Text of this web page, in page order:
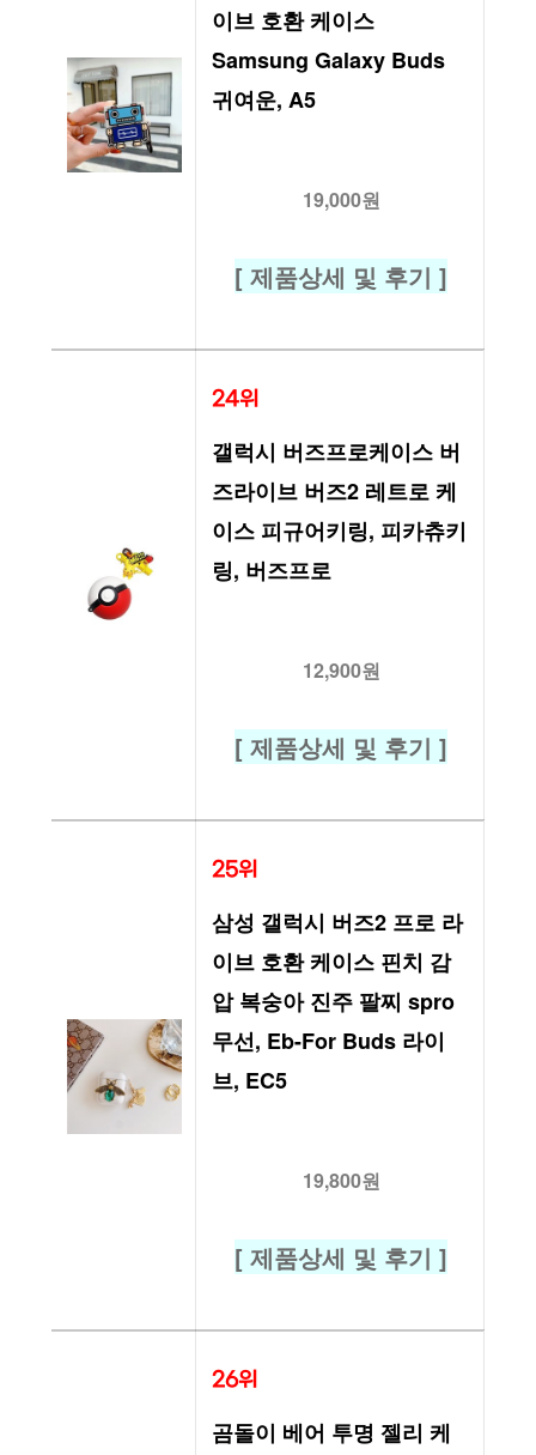
이브 호환 케이스
Samsung Galaxy Buds
귀여운, A5
19,000원
[ 제품상세 및 후기 ]
24위
갤럭시 버즈프로케이스 버
즈라이브 버즈2 레트로 케
이스 피규어키링, 피카츄키
링, 버즈프로
12,900원
[ 제품상세 및 후기 ]
25위
삼성 갤럭시 버즈2 프로 라
이브 호환 케이스 핀치 감
압 복숭아 진주 팔찌 spro
무선, Eb-For Buds 라이
브, EC5
19,800원
[ 제품상세 및 후기 ]
26위
곰돌이 베어 투명 젤리 케